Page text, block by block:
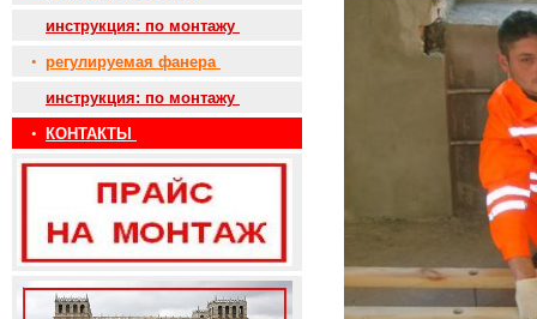
инструкция: по монтажу
• регулируемая фанера
инструкция: по монтажу
•
КОНТАКТЫ